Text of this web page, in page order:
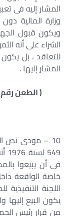
المشار إليه فى
وزارة المالية
ويكون قبول
الشراء على أنه
المشار إليها .
( الطعن رقم 989 لسنة 51 ق – جلسة 2/1/
10 – مودى نص
فى أن يبيعوا
خاصة الواقعة
اللجنة